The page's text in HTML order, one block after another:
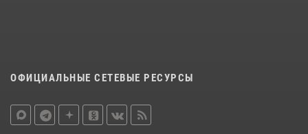
ОФИЦИАЛЬНЫЕ СЕТЕВЫЕ РЕСУРСЫ